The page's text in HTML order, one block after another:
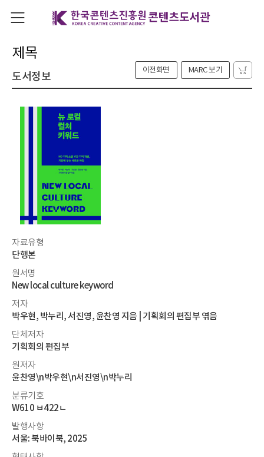
제목
도서정보
자료유형
단행본
원서명
New local culture keyword
저자
박우현, 박누리, 서진영, 윤찬영 지음 | 기획회의 편집부 엮음
단체저자
기획회의 편집부
원저자
윤찬영\n박우현\n서진영\n박누리
분류기호
W610 ㅂ422ㄴ
발행사항
서울: 북바이북, 2025
이전화면 MARC 보기